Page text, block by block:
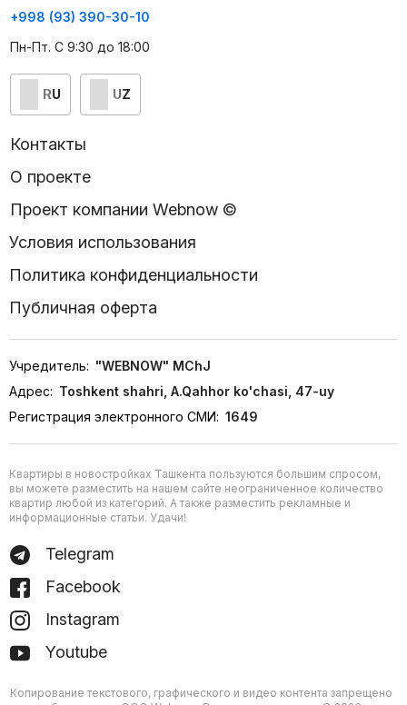
+998 (93) 390-30-10
Пн-Пт. С 9:30 до 18:00
RU UZ
Контакты
О проекте
Проект компании Webnow ©
Условия использования
Политика конфиденциальности
Публичная оферта
Учредитель: "WEBNOW" MChJ
Адрес: Toshkent shahri, A.Qahhor ko'chasi, 47-uy
Регистрация электронного СМИ: 1649
Квартиры в новостройках Ташкента пользуются большим спросом,
вы можете разместить на нашем сайте неограниченное количество
квартир любой из категорий. А также разместить рекламные и
информационные статьи. Удачи!
Telegram
Facebook
Instagram
Youtube
Копирование текстового, графического и видео контента запрещено